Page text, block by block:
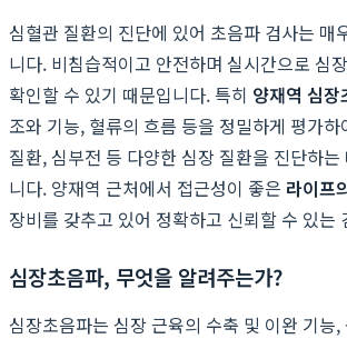
심혈관 질환의 진단에 있어 초음파 검사는 매
니다. 비침습적이고 안전하며 실시간으로 심
확인할 수 있기 때문입니다. 특히 양재역 심장
조와 기능, 혈류의 흐름 등을 정밀하게 평가
질환, 심부전 등 다양한 심장 질환을 진단하
니다. 양재역 근처에서 접근성이 좋은 라이프
장비를 갖추고 있어 정확하고 신뢰할 수 있는
심장초음파, 무엇을 알려주는가?
심장초음파는 심장 근육의 수축 및 이완 기능